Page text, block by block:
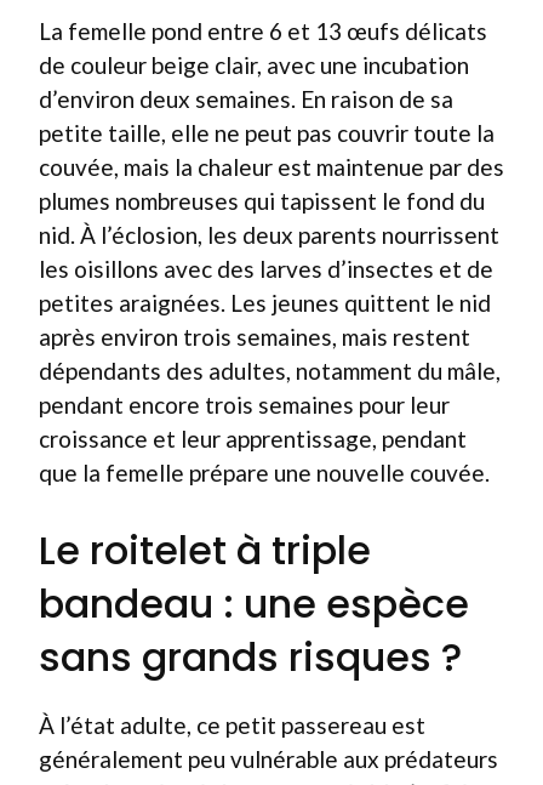
La femelle pond entre 6 et 13 œufs délicats
de couleur beige clair, avec une incubation
d’environ deux semaines. En raison de sa
petite taille, elle ne peut pas couvrir toute la
couvée, mais la chaleur est maintenue par des
plumes nombreuses qui tapissent le fond du
nid. À l’éclosion, les deux parents nourrissent
les oisillons avec des larves d’insectes et de
petites araignées. Les jeunes quittent le nid
après environ trois semaines, mais restent
dépendants des adultes, notamment du mâle,
pendant encore trois semaines pour leur
croissance et leur apprentissage, pendant
que la femelle prépare une nouvelle couvée.
Le roitelet à triple
bandeau : une espèce
sans grands risques ?
À l’état adulte, ce petit passereau est
généralement peu vulnérable aux prédateurs